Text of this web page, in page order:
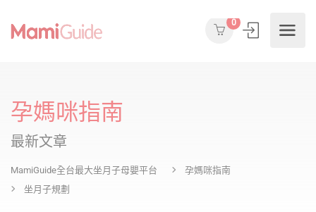
0
孕媽咪指南
最新文章
MamiGuide全台最大坐月子母嬰平台
孕媽咪指南
坐月子規劃